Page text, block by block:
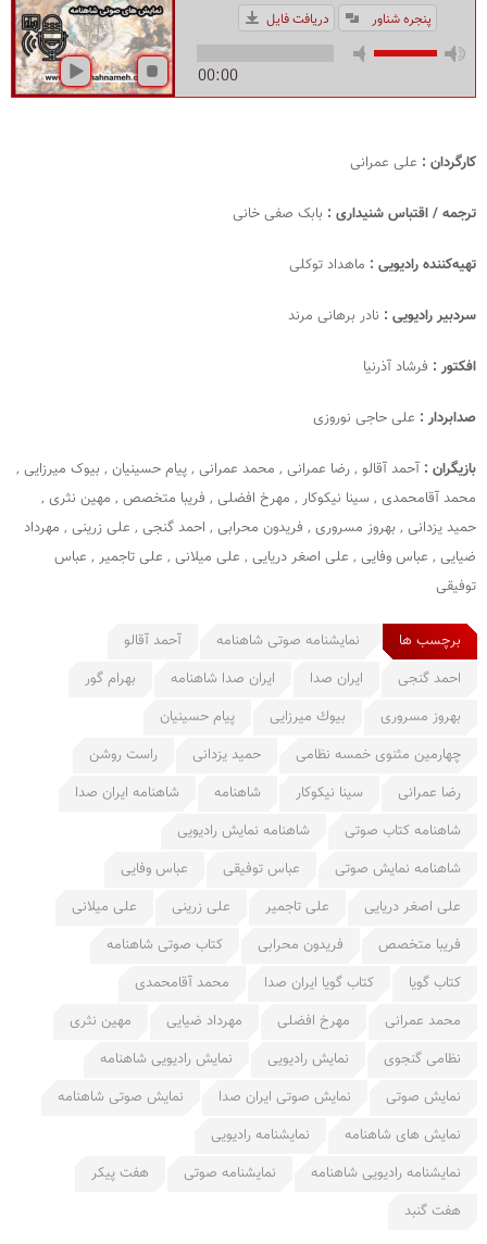
00:00
پنجره شناور دریافت فایل
کارگردان : علی عمرانی
ترجمه / اقتباس شنیداری : بابک صفی خانی
تهیه‌کننده رادیویی : ماهداد توکلی
سردبیر رادیویی : نادر برهانی مرند
افکتور : فرشاد آذرنیا
صدابردار : علی حاجی نوروزی
بازیگران : آحمد آقالو , رضا عمرانی , محمد عمرانی , پیام حسینیان , بیوک میرزایی ,
محمد آقامحمدی , سینا نیکوکار , مهرخ افضلی , فریبا متخصص , مهین نثری ,
حمید یزدانی , بهروز مسروری , فریدون محرابی , احمد گنجی , علی زرینی , مهرداد
ضیایی , عباس وفایی , علی اصغر دریایی , علی میلانی , علی تاجمیر , عباس
توفیقی
برچسب ها نمایشنامه صوتی شاهنامه
آحمد آقالو
احمد گنجی
ایران صدا ایران صدا شاهنامه
بهرام گور
بهروز مسروری
بیوك میرزایی
پیام حسینیان
چهارمین مثنوی خمسه نظامی
حمید یزدانی
راست روشن
رضا عمرانی
سینا نیكوكار شاهنامه
شاهنامه ایران صدا
شاهنامه کتاب صوتی
شاهنامه نمایش رادیویی
شاهنامه نمایش صوتی
عباس توفیقی
عباس وفایی
علی اصغر دریایی
علی تاجمیر علی زرینی
علی میلانی
فریبا متخصص
فریدون محرابی
کتاب صوتی شاهنامه
کتاب گویا
کتاب گویا ایران صدا
محمد آقامحمدی
محمد عمرانی
مهرخ افضلی مهرداد ضیایی
مهین نثری
نظامی گنجوی
نمایش رادیویی
نمایش رادیویی شاهنامه
نمایش صوتی
نمایش صوتی ایران صدا
نمایش صوتی شاهنامه
نمایش های شاهنامه
نمایشنامه رادیویی
نمایشنامه رادیویی شاهنامه
نمایشنامه صوتی
هفت پیكر
هفت گنبد